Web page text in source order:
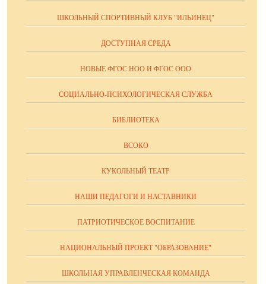
ШКОЛЬНЫЙ СПОРТИВНЫЙ КЛУБ "ИЛЬИНЕЦ"
ДОСТУПНАЯ СРЕДА
НОВЫЕ ФГОС НОО И ФГОС ООО
СОЦИАЛЬНО-ПСИХОЛОГИЧЕСКАЯ СЛУЖБА
БИБЛИОТЕКА
ВСОКО
КУКОЛЬНЫЙ ТЕАТР
НАШИ ПЕДАГОГИ И НАСТАВНИКИ
ПАТРИОТИЧЕСКОЕ ВОСПИТАНИЕ
НАЦИОНАЛЬНЫЙ ПРОЕКТ "ОБРАЗОВАНИЕ"
ШКОЛЬНАЯ УПРАВЛЕНЧЕСКАЯ КОМАНДА